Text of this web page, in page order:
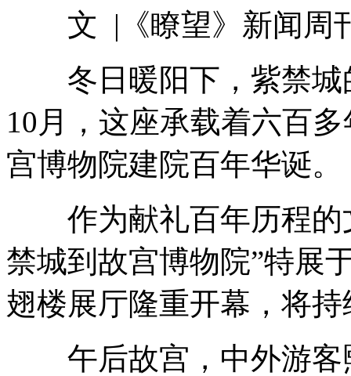
文 |《瞭望》新闻周
冬日暖阳下，紫禁城
10月，这座承载着六百
宫博物院建院百年华诞。
作为献礼百年历程的
禁城到故宫博物院”特展
翅楼展厅隆重开幕，将
午后故宫，中外游客